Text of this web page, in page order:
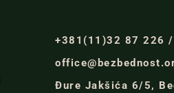
+381(11)32 87 226
Đure Jakšića 6/5,